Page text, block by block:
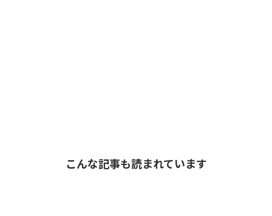
こんな記事も読まれています